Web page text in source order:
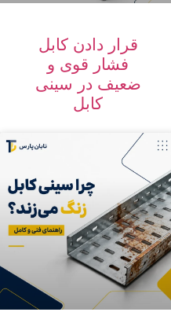
قرار دادن کابل
فشار قوی و
ضعیف در سینی
کابل